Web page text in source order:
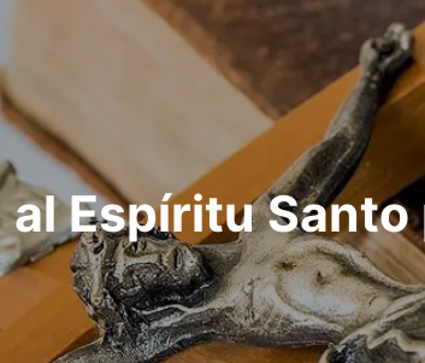
al Espíritu Santo